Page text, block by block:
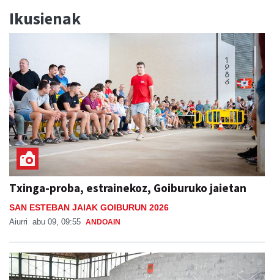
Ikusienak
Txinga-proba, estrainekoz, Goiburuko jaietan
SAN ESTEBAN JAIAK GOIBURUN 2026
Aiurri abu 09, 09:55 ANDOAIN